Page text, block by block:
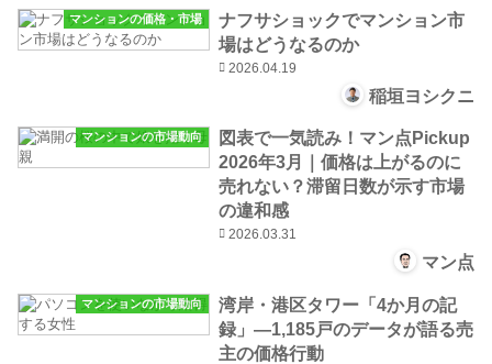
マンションの価格・市場
ナフサショックでマンション市
場はどうなるのか
2026.04.19
稲垣ヨシクニ
マンションの市場動向
図表で一気読み！マン点Pickup
2026年3月｜価格は上がるのに
売れない？滞留日数が示す市場
の違和感
2026.03.31
マン点
マンションの市場動向
湾岸・港区タワー「4か月の記
録」―1,185戸のデータが語る売
主の価格行動